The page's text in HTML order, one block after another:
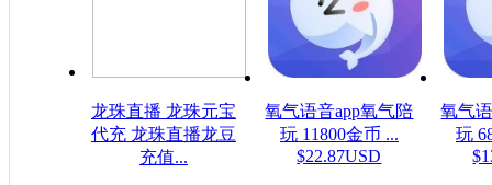
龙珠直播 龙珠元宝
代充 龙珠直播龙豆
充值...
氧气语音app氧气陪
玩 11800金币 ...
$22.87USD
氧气
玩